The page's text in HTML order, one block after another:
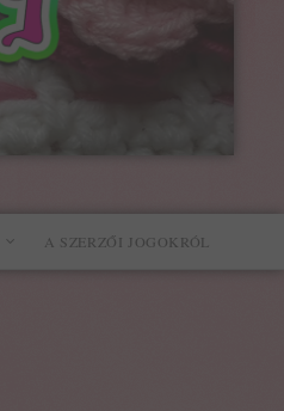
A SZERZŐI JOGOKRÓL